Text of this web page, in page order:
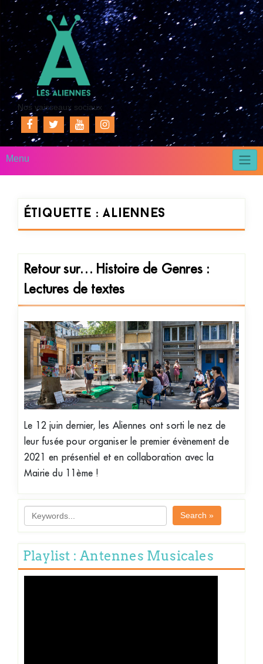
Nos vaisseaux sociaux
Menu
Étiquette :aliennes
Retour sur… Histoire de Genres :
Lectures de textes
Le 12 juin dernier, les Aliennes ont sorti le nez de
leur fusée pour organiser le premier évènement de
2021 en présentiel et en collaboration avec la
Mairie du 11ème !
Search »
Playlist : Antennes Musicales